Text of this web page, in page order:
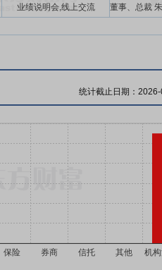
业绩说明会,线上交流
统计截止日期：